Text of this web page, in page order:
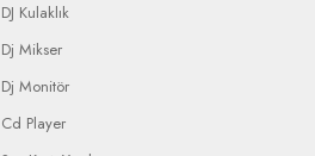
DJ Kulaklık
Dj Mikser
Dj Monitör
Cd Player